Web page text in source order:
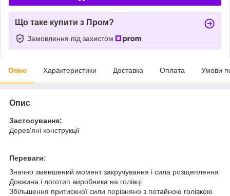
Що таке купити з Пром?
Замовлення під захистом
Опис Характеристики Доставка Оплата Умови
Опис
Застосування:
Дерев'яні конструкції
Переваги:
Значно зменшений момент закручування і сила розщеплення
Довжина і логотип виробника на голівці
Збільшення притискної сили порівняно з потайною голівкою